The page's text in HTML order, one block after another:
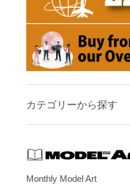
カテゴリーから探す
Monthly Model Art